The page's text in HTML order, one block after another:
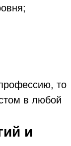
то
в любой
и